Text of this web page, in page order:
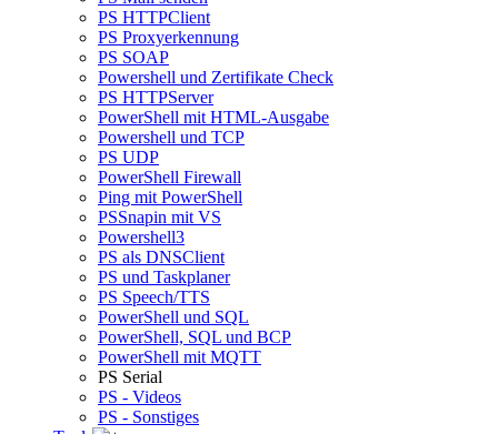
PS HTTPClient
PS Proxyerkennung
PS SOAP
Powershell und Zertifikate Check
PS HTTPServer
PowerShell mit HTML-Ausgabe
Powershell und TCP
PS UDP
PowerShell Firewall
Ping mit PowerShell
PSSnapin mit VS
Powershell3
PS als DNSClient
PS und Taskplaner
PS Speech/TTS
PowerShell und SQL
PowerShell, SQL und BCP
PowerShell mit MQTT
PS Serial
PS - Videos
PS - Sonstiges